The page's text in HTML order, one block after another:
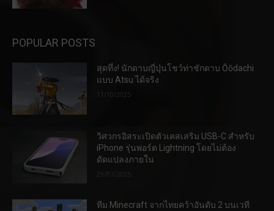
POPULAR POSTS
สุดทึ่ง! นักดาบญี่ปุ่นโชว์ท่าชักดาบ Ōōdachi
แบบ Atsu ได้จริง
11/10/2025
วิศวกรอิสระเปิดตัวเคสเสริม USB-C สำหรับ
iPhone รุ่นพอร์ต Lightning โดยไม่ต้อง
ดัดแปลงภายใน
ทีม Minecraft จากไทยคว้าอันดับ 2 บนเวที